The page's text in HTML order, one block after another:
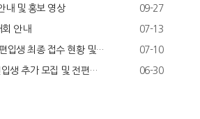
내 및 홍보 영상 09-27
안내 07-13
[초등] 2026학년도 2학기 전편입생 최종 접수 현황 및 추첨 .. 07-10
2026학년도 2학기 유초등 신입생 추가 모집 및 전편생 모집 .. 06-30